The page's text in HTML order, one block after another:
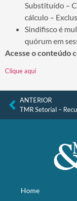
Substituído –
cálculo –
Sindifisco é
quórum em
Acesse o conteúdo
Clique aqui
ANTERIOR
Home